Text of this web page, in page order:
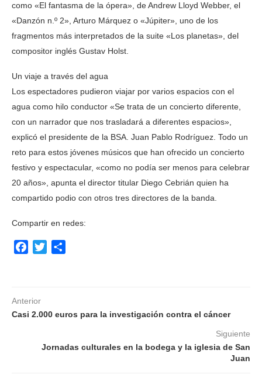
como «El fantasma de la ópera», de Andrew Lloyd Webber, el
«Danzón n.º 2», Arturo Márquez o «Júpiter», uno de los
fragmentos más interpretados de la suite «Los planetas», del
compositor inglés Gustav Holst.
Un viaje a través del agua
Los espectadores pudieron viajar por varios espacios con el
agua como hilo conductor «Se trata de un concierto diferente,
con un narrador que nos trasladará a diferentes espacios»,
explicó el presidente de la BSA. Juan Pablo Rodríguez. Todo un
reto para estos jóvenes músicos que han ofrecido un concierto
festivo y espectacular, «como no podía ser menos para celebrar
20 años», apunta el director titular Diego Cebrián quien ha
compartido podio con otros tres directores de la banda.
Compartir en redes:
Facebook
Twitter
Anterior
Casi 2.000 euros para la investigación contra el cáncer
Siguiente
Jornadas culturales en la bodega y la iglesia de San
Juan